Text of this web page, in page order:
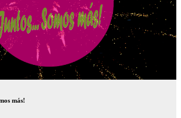
más!